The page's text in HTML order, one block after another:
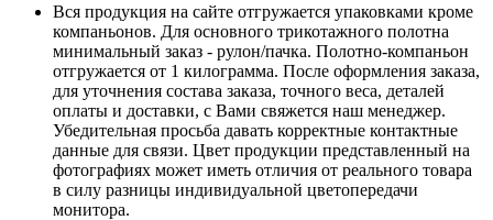
Вся продукция на сайте отгружается упаковками кроме
компаньонов. Для основного трикотажного полотна
минимальный заказ - рулон/пачка. Полотно-компаньон
отгружается от 1 килограмма. После оформления заказа,
для уточнения состава заказа, точного веса, деталей
оплаты и доставки, с Вами свяжется наш менеджер.
Убедительная просьба давать корректные контактные
данные для связи. Цвет продукции представленный на
фотографиях может иметь отличия от реального товара
в силу разницы индивидуальной цветопередачи
монитора.